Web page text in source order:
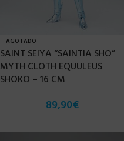
AGOTADO
SAINT SEIYA “SAINTIA SHO”
MYTH CLOTH EQUULEUS
SHOKO – 16 CM
89,90€